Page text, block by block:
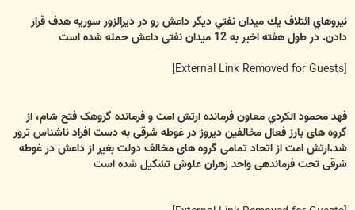
نيروهاي ائتلاف يك ميدان نفتي ديگر داعش رو در ديرالزور سوريه هدف قرار
دادن. در طول هفته اخیر به 12 میدان نفتی داعش حمله شده است
فهد محمود الكردي معاون فرمانده ارتش امت و فرمانده گروهک فتح شام، از
گروه های بارز فعال مخالفین دیروز در غوطه شرقی به دست افراد ناشناس ترور
شد.ارتش امت از اتحاد تمامی گروه های مخالف دولت بغیر از داعش در غوطه
شرقی تحت فرماندهی واحد زهران علوش تشکیل شده است